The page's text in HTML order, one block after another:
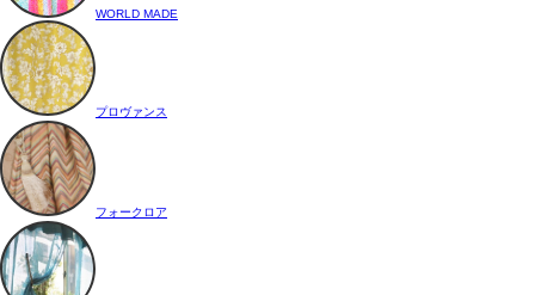
WORLD MADE
プロヴァンス
フォークロア